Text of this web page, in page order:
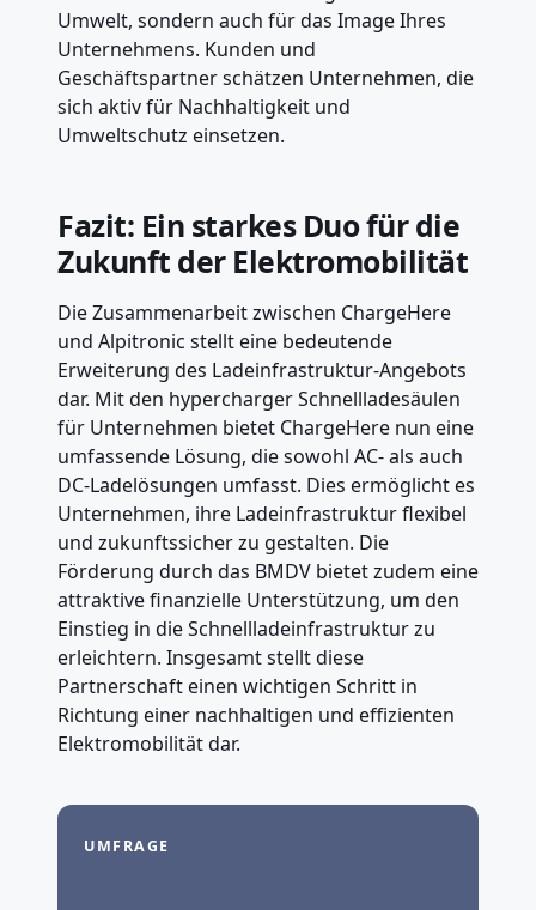
Umwelt, sondern auch für das Image Ihres
Unternehmens. Kunden und
Geschäftspartner schätzen Unternehmen, die
sich aktiv für Nachhaltigkeit und
Umweltschutz einsetzen.
Fazit: Ein starkes Duo für die
Zukunft der Elektromobilität
Die Zusammenarbeit zwischen ChargeHere
und Alpitronic stellt eine bedeutende
Erweiterung des Ladeinfrastruktur-Angebots
dar. Mit den hypercharger Schnellladesäulen
für Unternehmen bietet ChargeHere nun eine
umfassende Lösung, die sowohl AC- als auch
DC-Ladelösungen umfasst. Dies ermöglicht es
Unternehmen, ihre Ladeinfrastruktur flexibel
und zukunftssicher zu gestalten. Die
Förderung durch das BMDV bietet zudem eine
attraktive finanzielle Unterstützung, um den
Einstieg in die Schnellladeinfrastruktur zu
erleichtern. Insgesamt stellt diese
Partnerschaft einen wichtigen Schritt in
Richtung einer nachhaltigen und effizienten
Elektromobilität dar.
UMFRAGE